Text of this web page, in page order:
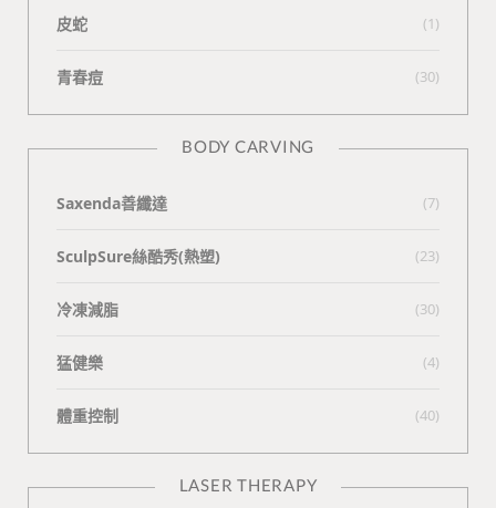
皮蛇 (1)
青春痘 (30)
BODY CARVING
Saxenda善纖達 (7)
SculpSure絲酷秀(熱塑) (23)
冷凍減脂 (30)
猛健樂 (4)
體重控制 (40)
LASER THERAPY